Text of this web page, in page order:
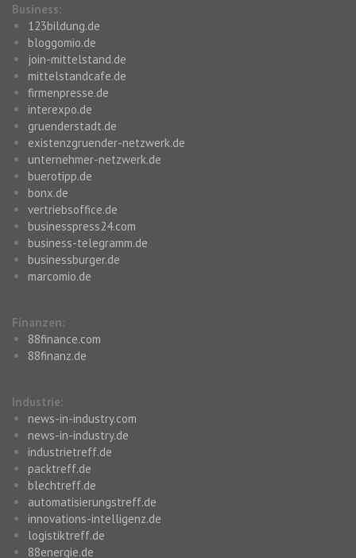
Business:
123bildung.de
bloggomio.de
join-mittelstand.de
mittelstandcafe.de
firmenpresse.de
interexpo.de
gruenderstadt.de
existenzgruender-netzwerk.de
unternehmer-netzwerk.de
buerotipp.de
bonx.de
vertriebsoffice.de
businesspress24.com
business-telegramm.de
businessburger.de
marcomio.de
Finanzen:
88finance.com
88finanz.de
Industrie:
news-in-industry.com
news-in-industry.de
industrietreff.de
packtreff.de
blechtreff.de
automatisierungstreff.de
innovations-intelligenz.de
logistiktreff.de
88energie.de